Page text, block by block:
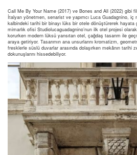
Call Me By Your Name (2017) ve Bones and All (2022) gibi
İtalyan yönetmen, senarist ve yapımcı Luca Guadagnino, iç
kalbindeki tarihi bir binayı lüks bir otele dönüştürerek
mimarlık ofisi Studiolucaguadagnino’nun ilk otel projesi
korurken modern lüksü yansıtan otel, çağdaş tasarım ile
araya getiriyor. Tasarımın ana unsurlarını kromatizm,
fresklerle süslü duvarlar arasında dolaşırken mekânın tarihi
dokunuşlarını hissedebiliyor.